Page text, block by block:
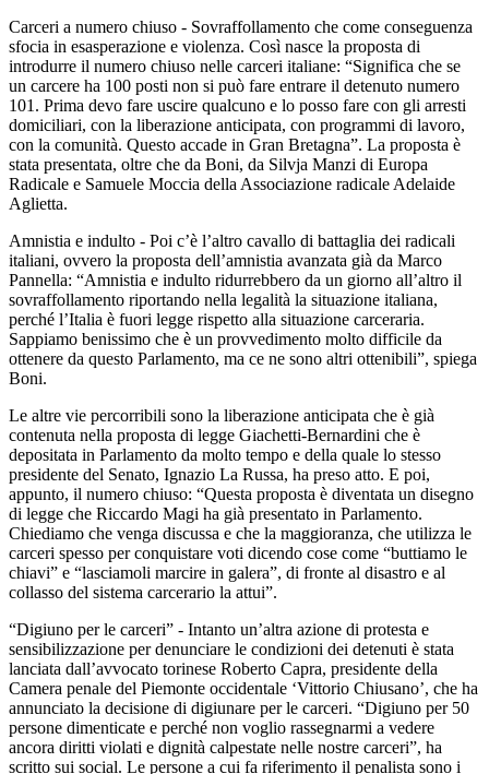
Carceri a numero chiuso - Sovraffollamento che come conseguenza
sfocia in esasperazione e violenza. Così nasce la proposta di
introdurre il numero chiuso nelle carceri italiane: “Significa che se
un carcere ha 100 posti non si può fare entrare il detenuto numero
101. Prima devo fare uscire qualcuno e lo posso fare con gli arresti
domiciliari, con la liberazione anticipata, con programmi di lavoro,
con la comunità. Questo accade in Gran Bretagna”. La proposta è
stata presentata, oltre che da Boni, da Silvja Manzi di Europa
Radicale e Samuele Moccia della Associazione radicale Adelaide
Aglietta.
Amnistia e indulto - Poi c’è l’altro cavallo di battaglia dei radicali
italiani, ovvero la proposta dell’amnistia avanzata già da Marco
Pannella: “Amnistia e indulto ridurrebbero da un giorno all’altro il
sovraffollamento riportando nella legalità la situazione italiana,
perché l’Italia è fuori legge rispetto alla situazione carceraria.
Sappiamo benissimo che è un provvedimento molto difficile da
ottenere da questo Parlamento, ma ce ne sono altri ottenibili”, spiega
Boni.
Le altre vie percorribili sono la liberazione anticipata che è già
contenuta nella proposta di legge Giachetti-Bernardini che è
depositata in Parlamento da molto tempo e della quale lo stesso
presidente del Senato, Ignazio La Russa, ha preso atto. E poi,
appunto, il numero chiuso: “Questa proposta è diventata un disegno
di legge che Riccardo Magi ha già presentato in Parlamento.
Chiediamo che venga discussa e che la maggioranza, che utilizza le
carceri spesso per conquistare voti dicendo cose come “buttiamo le
chiavi” e “lasciamoli marcire in galera”, di fronte al disastro e al
collasso del sistema carcerario la attui”.
“Digiuno per le carceri” - Intanto un’altra azione di protesta e
sensibilizzazione per denunciare le condizioni dei detenuti è stata
lanciata dall’avvocato torinese Roberto Capra, presidente della
Camera penale del Piemonte occidentale ‘Vittorio Chiusano’, che ha
annunciato la decisione di digiunare per le carceri. “Digiuno per 50
persone dimenticate e perché non voglio rassegnarmi a vedere
ancora diritti violati e dignità calpestate nelle nostre carceri”, ha
scritto sui social. Le persone a cui fa riferimento il penalista sono i